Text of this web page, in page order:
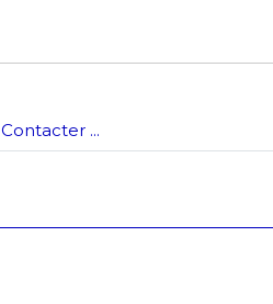
Contacter ...